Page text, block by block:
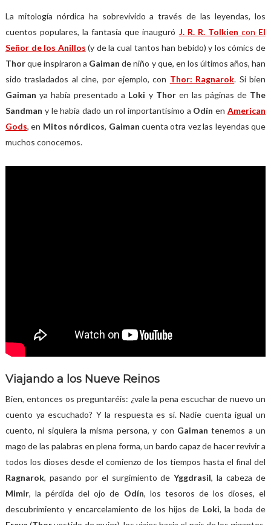
La mitología nórdica ha sobrevivido a través de las leyendas, los
cuentos populares, la fantasía que inauguró J. R. R. Tolkien con El
Señor de los Anillos (y de la cual tantos han bebido) y los cómics de
Thorque inspiraron a Gaimande niño y que, en los últimos años, han
sido trasladados al cine, por ejemplo, con Thor: Ragnarok. Si bien
Gaimanya había presentado a Loki y Thor en las páginas de The
Sandman y le había dado un rol importantísimo a OdínenAmerican
Gods, en Mitos nórdicos, Gaimancuenta otra vez las leyendas que
muchos conocemos.
Viajando a los Nueve Reinos
Bien, entonces os preguntaréis: ¿vale la pena escuchar de nuevo un
cuento ya escuchado? Y la respuesta es sí. Nadie cuenta igual un
cuento, ni siquiera la misma persona, y con Gaimantenemos a un
mago de las palabras en plena forma, un bardo capaz de hacer revivir a
todos los dioses desde el comienzo de los tiempos hasta el final del
Ragnarok, pasando por el surgimiento deYggdrasil, la cabeza de
Mimir, la pérdida del ojo de Odín, los tesoros de los dioses, el
descubrimiento y encarcelamiento de los hijos de Loki, la boda de